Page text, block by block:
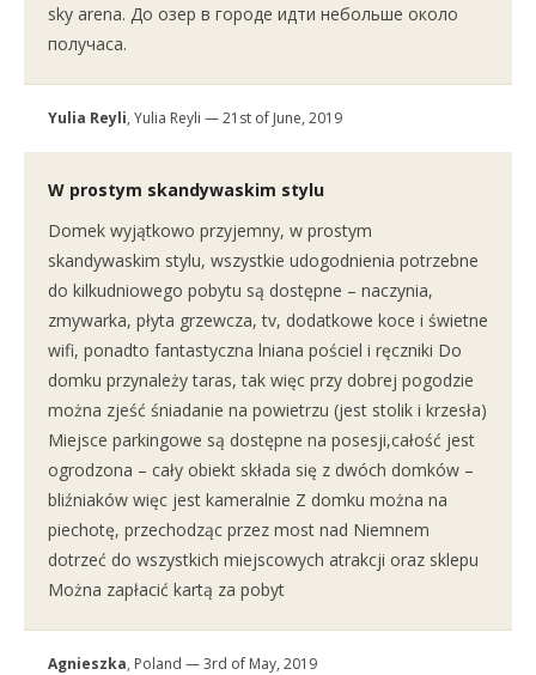
sky arena. До озер в городе идти небольше около
получаса.
Yulia Reyli, Yulia Reyli — 21st of June, 2019
W prostym skandywaskim stylu
Domek wyjątkowo przyjemny, w prostym
skandywaskim stylu, wszystkie udogodnienia potrzebne
do kilkudniowego pobytu są dostępne – naczynia,
zmywarka, płyta grzewcza, tv, dodatkowe koce i świetne
wifi, ponadto fantastyczna lniana pościel i ręczniki Do
domku przynależy taras, tak więc przy dobrej pogodzie
można zjeść śniadanie na powietrzu (jest stolik i krzesła)
Miejsce parkingowe są dostępne na posesji,całość jest
ogrodzona – cały obiekt składa się z dwóch domków –
bliźniaków więc jest kameralnie Z domku można na
piechotę, przechodząc przez most nad Niemnem
dotrzeć do wszystkich miejscowych atrakcji oraz sklepu
Można zapłacić kartą za pobyt
Agnieszka, Poland — 3rd of May, 2019